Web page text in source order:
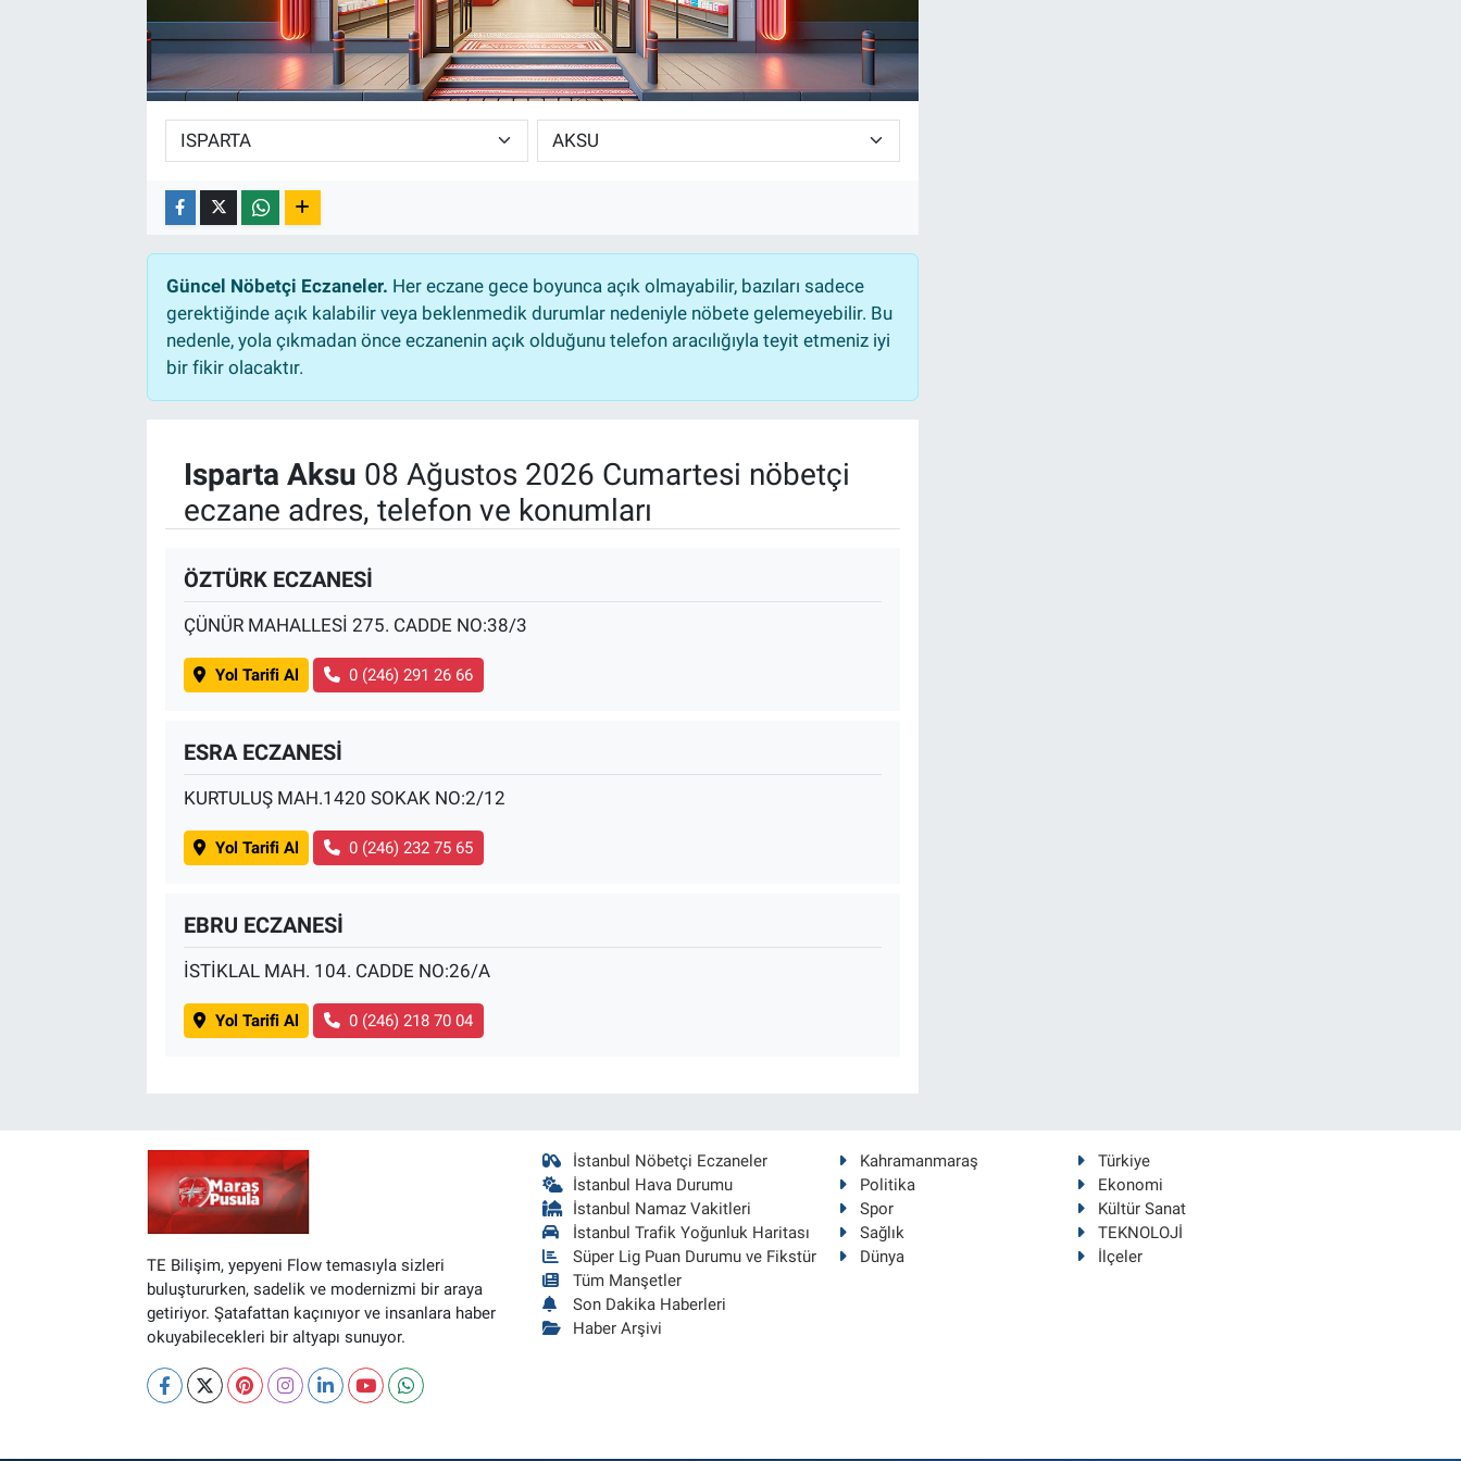
Güncel Nöbetçi Eczaneler. Her eczane gece boyunca açık olmayabilir, bazıları sadece
gerektiğinde açık kalabilir veya beklenmedik durumlar nedeniyle nöbete gelemeyebilir. Bu
nedenle, yola çıkmadan önce eczanenin açık olduğunu telefon aracılığıyla teyit etmeniz iyi
bir fikir olacaktır.
Isparta Aksu 08 Ağustos 2026 Cumartesi nöbetçi
eczane adres, telefon ve konumları
ÖZTÜRK ECZANESİ
ÇÜNÜR MAHALLESİ 275. CADDE NO:38/3
Yol Tarifi Al 0 (246) 291 26 66
ESRA ECZANESİ
KURTULUŞ MAH.1420 SOKAK NO:2/12
Yol Tarifi Al 0 (246) 232 75 65
EBRU ECZANESİ
İSTİKLAL MAH. 104. CADDE NO:26/A
Yol Tarifi Al 0 (246) 218 70 04
TE Bilişim, yepyeni Flow temasıyla sizleri
buluştururken, sadelik ve modernizmi bir araya
getiriyor. Şatafattan kaçınıyor ve insanlara haber
okuyabilecekleri bir altyapı sunuyor.
İstanbul Nöbetçi Eczaneler
İstanbul Hava Durumu
İstanbul Namaz Vakitleri
İstanbul Trafik Yoğunluk Haritası
Süper Lig Puan Durumu ve Fikstür
Tüm Manşetler
Son Dakika Haberleri
Haber Arşivi
Kahramanmaraş
Türkiye
Politika
Ekonomi
Spor
Kültür Sanat
Sağlık
TEKNOLOJİ
Dünya
İlçeler
TEKNOLOJİ
Bilim, Teknoloji